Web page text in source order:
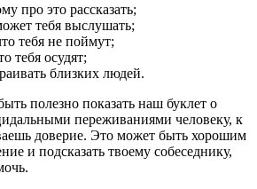
про это рассказать;
тебя выслушать;
тебя не поймут;
тебя осудят;
близких людей.
полезно показать наш буклет о
переживаниями человеку, к
доверие. Это может быть хорошим
и подсказать твоему собеседнику,